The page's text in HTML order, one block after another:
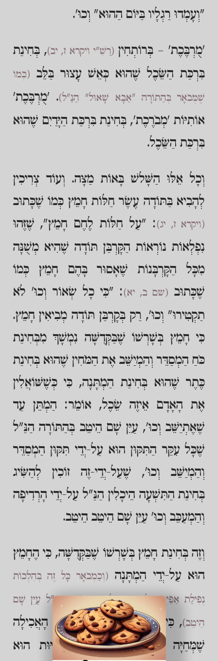
"וְעָמְדוּ רַגְלָיו בַּיּוֹם הַהוּא" וְכוּ'.
'מֻרְבֶּכֶת' – בְּרוֹתְחִין (רַשִׁ"י ויקרא ז, יב), בְּחִינַת
בִּרְכַּת הַשֵּׂכֶל שֶׁהוּא כְּאֵשׁ עָצוּר בַּלֵּב (כְּמוֹ
שֶׁמְּבֹאָר בְּהַתּוֹרָה "אַבָּא שָׁאוּל" הַנַּ"ל). 'מֻרְבֶּכֶת'
אוֹתִיּוֹת 'מְבֹרֶכֶת', בְּחִינַת בִּרְכַּת הַיָּדַיִם שֶׁהוּא
בִּרְכַּת הַשֵּׂכֶל.
וְכָל אֵלּוּ הַשָּׁלשׁ בָּאוֹת מַצָּה. וְעוֹד צְרִיכִין
לְהָבִיא בַּתּוֹדָה עֶשֶׂר חַלּוֹת חָמֵץ כְּמוֹ שֶׁכָּתוּב
(ויקרא ז, יג): "עַל חַלּוֹת לֶחֶם חָמֵץ", שֶׁזֶּהוּ
נִפְלְאוֹת נוֹרְאוֹת הַקָּרְבַּן תּוֹדָה שֶׁהִיא מְשֻׁנָּה
מִכָּל הַקָּרְבָּנוֹת שֶׁאָסוּר בָּהֶם חָמֵץ כְּמוֹ
שֶׁכָּתוּב (שם ב, יא): "כִּי כָל שְׂאוֹר וְכוּ' לֹא
תַקְטִירוּ" וְכוּ', רַק בְּקָרְבַּן תּוֹדָה מְבִיאִין חָמֵץ.
כִּי חָמֵץ בְּשָׁרְשׁוֹ שֶׁבַּקְּדֻשָּׁה נִמְשָׁךְ מִבְּחִינַת
כֹּחַ הַמְסַדֵּר וְהַמְיַשֵּׁב אֶת הַמֹּחִין שֶׁהוּא בְּחִינַת
כֶּתֶר שֶׁהוּא בְּחִינַת הַמְתָּנָה, כִּי כְּשֶׁשּׁוֹאֲלִין
אֶת הָאָדָם אֵיזֶה שֵׂכֶל, אוֹמֵר: הַמְתֵּן עַד
שֶׁאֶתְיַשֵּׁב וְכוּ', עַיֵּן שָׁם הֵיטֵב בְּהַתּוֹרָה הַנַּ"ל
שֶׁכָּל עִקַּר הַתִּקּוּן הוּא עַל-יְדֵי תִּקּוּן הַמְסַדֵּר
וְהַמְיַשֵּׁב וְכוּ', שֶׁעַל-יְדֵי-זֶה זוֹכִין לְהַשִּׂיג
בְּחִינַת הַתִּשְׁעָה הֵיכָלִין הַנַּ"ל עַל-יְדֵי הָרְדִיפָה
וְהַמְעַכֵּב וְכוּ' עַיֵּן שָׁם הֵיטֵב הֵיטֵב.
וְזֶה בְּחִינַת חָמֵץ בְּשָׁרְשׁוֹ שֶׁבַּקְּדֻשָּׁה, כִּי הֶחָמֵץ
הוּא עַל-יְדֵי הַמְתָּנָה (וְכַמְבֹאָר כָּל זֶה בְּהִלְכוֹת
נְפִילַת אַפַּיִם הֲלָכָה ד עַל-פִּי הַתּוֹרָה הַנַּ"ל עַיֵּן שָׁם
הֵיטֵב), כִּי הַמֹּחַ וְהַדַּעַת נִמְשָׁךְ כְּפִי הָאֲכִילָה
שֶׁמְּחַיָּה אֶת הָאָדָם, שֶׁעִקַּר הַחִיּוּת הוּא